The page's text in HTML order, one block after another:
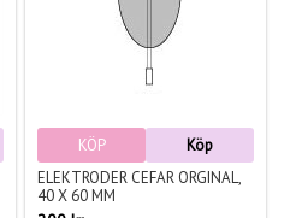
KÖP
Köp
ELEKTRODER CEFAR ORGINAL,
40 X 60 MM